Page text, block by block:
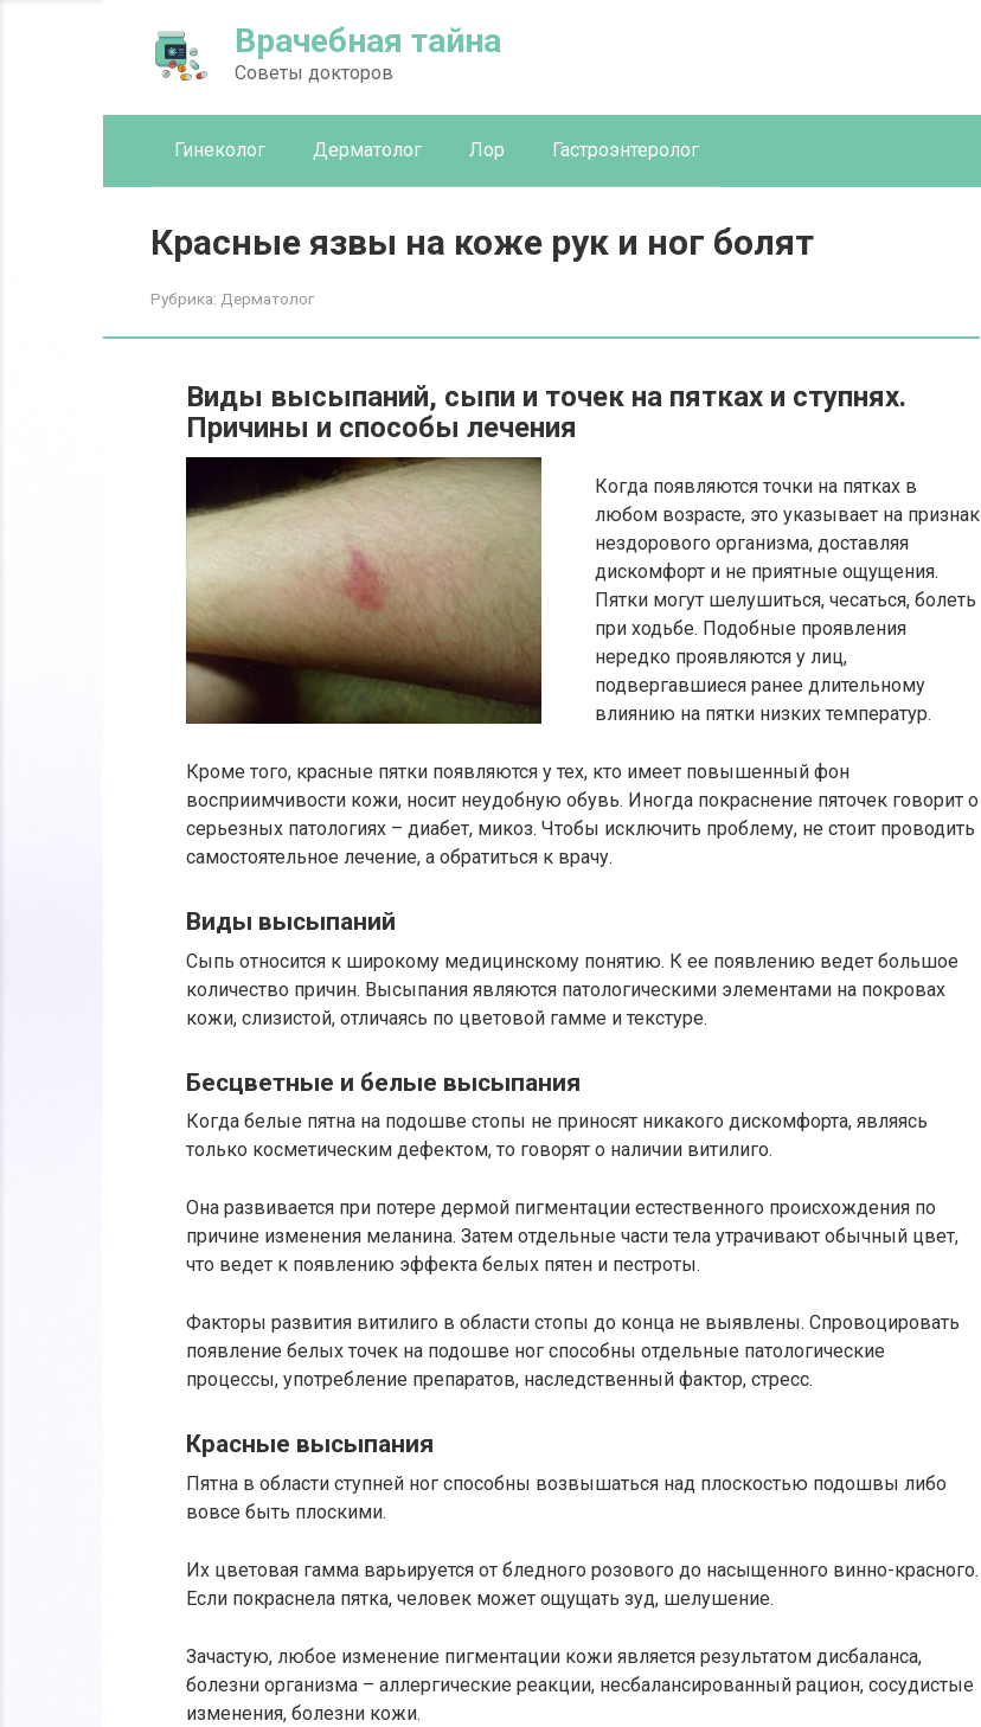
Врачебная тайна
Советы докторов
Гинеколог Дерматолог Лор Гастроэнтеролог
Красные язвы на коже рук и ног болят
Рубрика: Дерматолог
Виды высыпаний, сыпи и точек на пятках и ступнях.
Причины и способы лечения
Когда появляются точки на пятках в
любом возрасте, это указывает на признак
нездорового организма, доставляя
дискомфорт и не приятные ощущения.
Пятки могут шелушиться, чесаться, болеть
при ходьбе. Подобные проявления
нередко проявляются у лиц,
подвергавшиеся ранее длительному
влиянию на пятки низких температур.
Кроме того, красные пятки появляются у тех, кто имеет повышенный фон
восприимчивости кожи, носит неудобную обувь. Иногда покраснение пяточек говорит о
серьезных патологиях – диабет, микоз. Чтобы исключить проблему, не стоит проводить
самостоятельное лечение, а обратиться к врачу.
Виды высыпаний
Сыпь относится к широкому медицинскому понятию. К ее появлению ведет большое
количество причин. Высыпания являются патологическими элементами на покровах
кожи, слизистой, отличаясь по цветовой гамме и текстуре.
Бесцветные и белые высыпания
Когда белые пятна на подошве стопы не приносят никакого дискомфорта, являясь
только косметическим дефектом, то говорят о наличии витилиго.
Она развивается при потере дермой пигментации естественного происхождения по
причине изменения меланина. Затем отдельные части тела утрачивают обычный цвет,
что ведет к появлению эффекта белых пятен и пестроты.
Факторы развития витилиго в области стопы до конца не выявлены. Спровоцировать
появление белых точек на подошве ног способны отдельные патологические
процессы, употребление препаратов, наследственный фактор, стресс.
Красные высыпания
Пятна в области ступней ног способны возвышаться над плоскостью подошвы либо
вовсе быть плоскими.
Их цветовая гамма варьируется от бледного розового до насыщенного винно-красного.
Если покраснела пятка, человек может ощущать зуд, шелушение.
Зачастую, любое изменение пигментации кожи является результатом дисбаланса,
болезни организма – аллергические реакции, несбалансированный рацион, сосудистые
изменения, болезни кожи.